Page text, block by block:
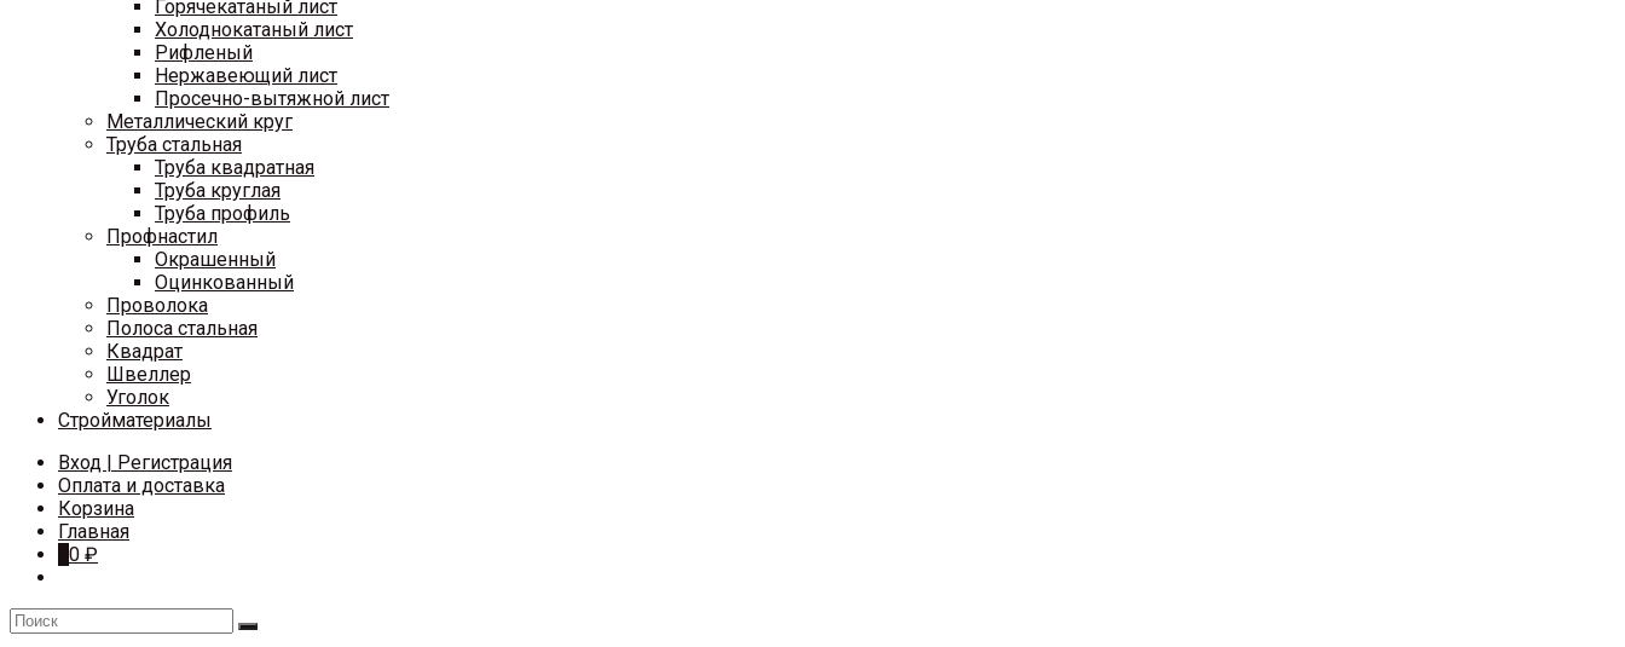
Горячекатаный лист
Холоднокатаный лист
Рифленый
Нержавеющий лист
Просечно-вытяжной лист
Металлический круг
Труба стальная
Труба квадратная
Труба круглая
Труба профиль
Профнастил
Окрашенный
Оцинкованный
Проволока
Полоса стальная
Квадрат
Швеллер
Уголок
Стройматериалы
Вход | Регистрация
Оплата и доставка
Корзина
Главная
0 ₽